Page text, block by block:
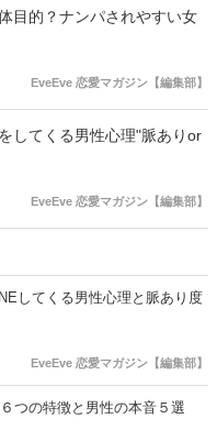
目的？ナンパされやすい女
EveEve 恋愛マガジン【編集部】
してくる男性心理"脈ありor
EveEve 恋愛マガジン【編集部】
してくる男性心理と脈あり度
EveEve 恋愛マガジン【編集部】
つの特徴と男性の本音５選